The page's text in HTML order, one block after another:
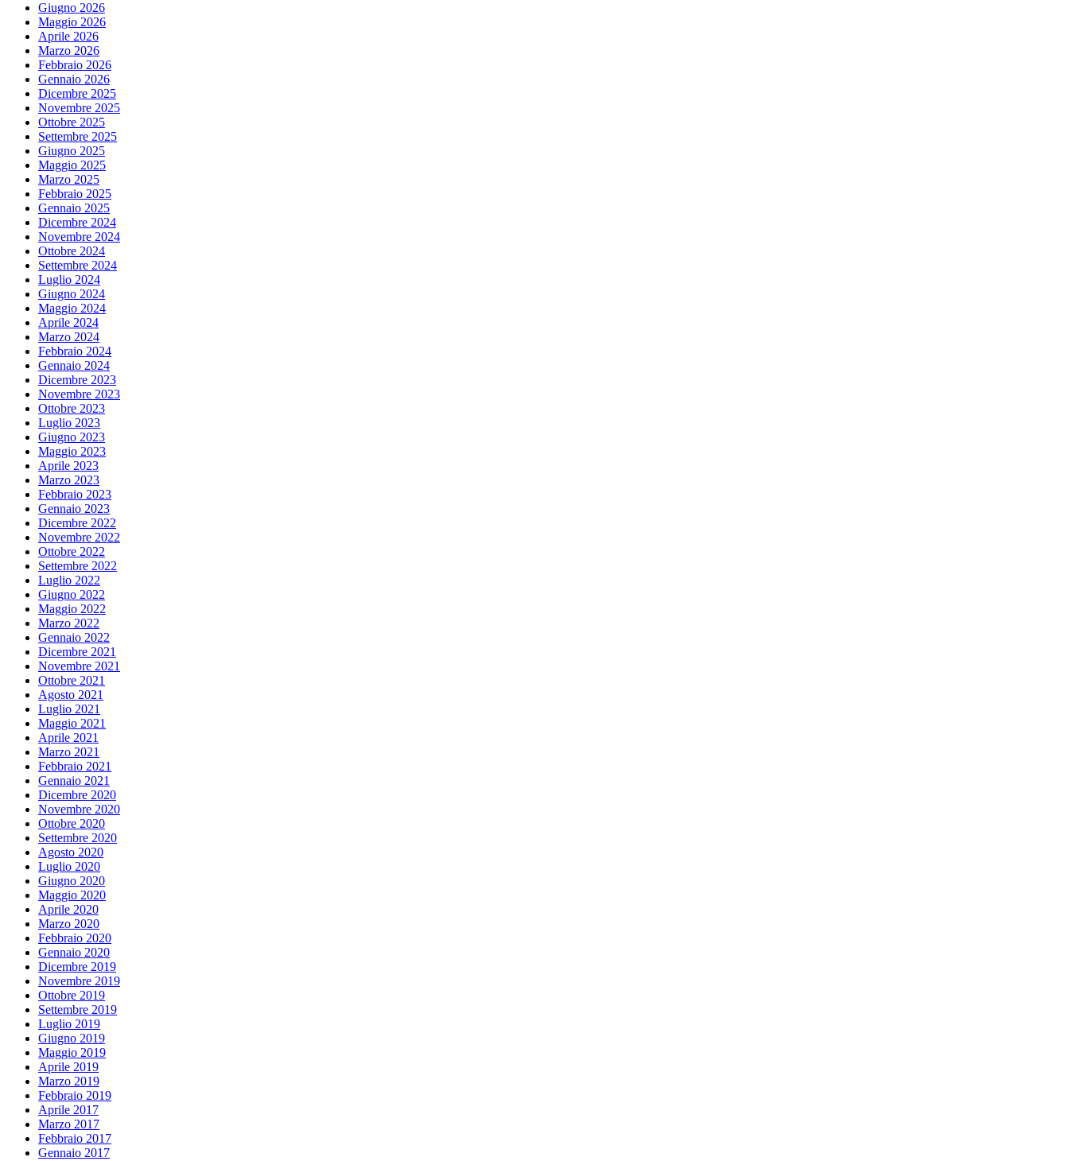
Giugno 2026
Maggio 2026
Aprile 2026
Marzo 2026
Febbraio 2026
Gennaio 2026
Dicembre 2025
Novembre 2025
Ottobre 2025
Settembre 2025
Giugno 2025
Maggio 2025
Marzo 2025
Febbraio 2025
Gennaio 2025
Dicembre 2024
Novembre 2024
Ottobre 2024
Settembre 2024
Luglio 2024
Giugno 2024
Maggio 2024
Aprile 2024
Marzo 2024
Febbraio 2024
Gennaio 2024
Dicembre 2023
Novembre 2023
Ottobre 2023
Luglio 2023
Giugno 2023
Maggio 2023
Aprile 2023
Marzo 2023
Febbraio 2023
Gennaio 2023
Dicembre 2022
Novembre 2022
Ottobre 2022
Settembre 2022
Luglio 2022
Giugno 2022
Maggio 2022
Marzo 2022
Gennaio 2022
Dicembre 2021
Novembre 2021
Ottobre 2021
Agosto 2021
Luglio 2021
Maggio 2021
Aprile 2021
Marzo 2021
Febbraio 2021
Gennaio 2021
Dicembre 2020
Novembre 2020
Ottobre 2020
Settembre 2020
Agosto 2020
Luglio 2020
Giugno 2020
Maggio 2020
Aprile 2020
Marzo 2020
Febbraio 2020
Gennaio 2020
Dicembre 2019
Novembre 2019
Ottobre 2019
Settembre 2019
Luglio 2019
Giugno 2019
Maggio 2019
Aprile 2019
Marzo 2019
Febbraio 2019
Aprile 2017
Marzo 2017
Febbraio 2017
Gennaio 2017